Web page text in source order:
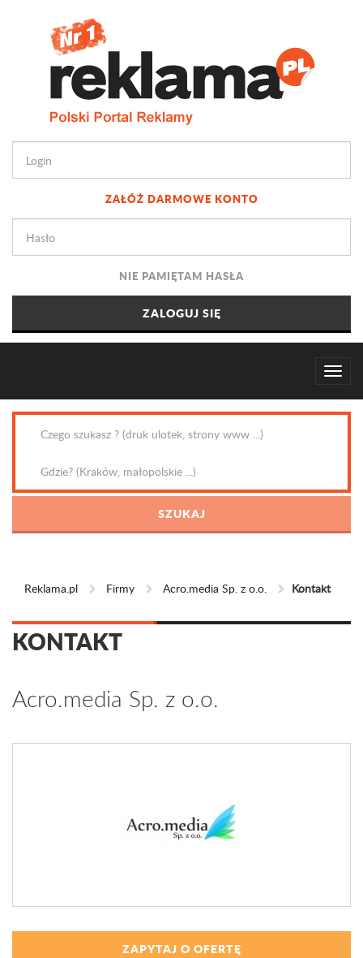
ZAŁÓŻ DARMOWE KONTO
NIE PAMIĘTAM HASŁA
Reklama.pl Firmy Acro.media Sp. z o.o. Kontakt
KONTAKT
Acro.media Sp. z o.o.
ZAPYTAJ O OFERTĘ